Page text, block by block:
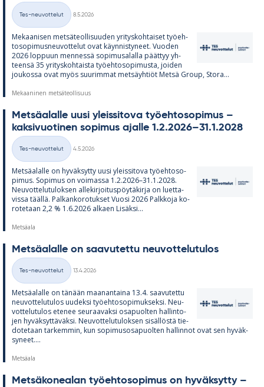
Kategoriat
Tes-neuvottelut
8.5.2026
Me­kaa­ni­sen met­sä­teol­li­suu­den yri­tys­koh­tai­set työ­eh­
to­so­pi­mus­neu­vot­te­lut ovat käyn­nis­ty­neet. Vuo­den
2026 lop­puun men­nessä so­pi­musa­lalla päät­tyy yh­
teensä 35 yri­tys­koh­taista työ­eh­to­so­pi­musta, joi­den
jou­kossa ovat myös suu­rim­mat met­säyh­tiöt Metsä Group, Stora...
Mekaaninen metsäteollisuus
Met­sä­alalle uusi yleis­si­tova työ­eh­to­so­pi­mus –
kak­si­vuo­ti­nen so­pi­mus ajalle 1.2.2026–31.1.2028
Kategoriat
Tes-neuvottelut
4.5.2026
Met­sä­alalle on hy­väk­sytty uusi yleis­si­tova työ­eh­to­so­
pi­mus. So­pi­mus on voi­massa 1.2.2026–31.1.2028.
Neu­vot­te­lu­tu­lok­sen al­le­kir­joi­tus­pöy­tä­kirja on luet­ta­
vissa täällä. Pal­kan­ko­ro­tuk­set Vuosi 2026 Palk­koja ko­
ro­te­taan 2,2 % 1.6.2026 al­kaen Li­säksi...
Metsäala
Met­sä­alalle on saa­vu­tettu neu­vot­te­lu­tu­los
Kategoriat
Tes-neuvottelut
13.4.2026
Met­sä­alalle on tä­nään maa­nan­taina 13.4. saa­vu­tettu
neu­vot­te­lu­tu­los uu­deksi työ­eh­to­so­pi­muk­seksi. Neu­
vot­te­lu­tu­los ete­nee seu­raa­vaksi os­a­puol­ten hal­lin­to­
jen hy­väk­syt­tä­väksi. Neu­vot­te­lu­tu­lok­sen si­säl­löstä tie­
do­te­taan tar­kem­min, kun so­pi­mus­os­a­puol­ten hal­lin­not ovat sen hy­väk­
sy­neet....
Metsäala
Met­sä­ko­nea­lan työ­eh­to­so­pi­mus on hy­väk­sytty –